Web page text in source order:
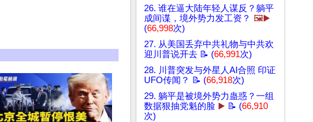
26. 谁在逼大陆年轻人谋反？躺平
成间谍，境外势力发工资？ 🖼️▶️
(66,998次)
27. 从美国丢弃中共礼物与中共欢
迎川普说开去 📝 (66,991次)
28. 川普突发与外星人AI合照 印证
UFO传闻？ 📝 (66,918次)
29. 躺平是被境外势力蛊惑？一组
数据狠抽党魁的脸 ▶️ 📝 (66,910
次)